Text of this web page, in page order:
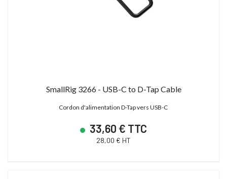
SmallRig 3266 - USB-C to D-Tap Cable
Cordon d'alimentation D-Tap vers USB-C
33,60 € TTC
28,00 € HT